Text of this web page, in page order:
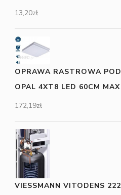
13,20zł
OPRAWA RASTROWA
OPAL 4XT8 LED 60CM
172,19zł
VIESSMANN VITODENS